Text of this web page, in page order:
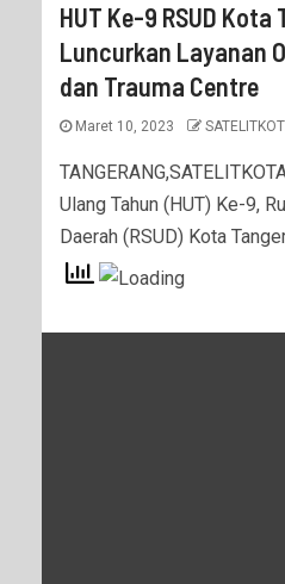
HUT Ke-9 RSUD Kota
Luncurkan Layanan
dan Trauma Centre
Maret 10, 2023
Ulang Tahun (HUT) Ke-9,
Daerah (RSUD) Kota